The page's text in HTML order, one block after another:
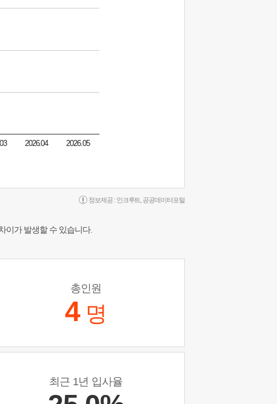
2026.04 2026.05
정보제공 : 인크루트 공공데이터포털
이가 발생할 수 있습니다.
총인원
4 명
최근 1년 입사율